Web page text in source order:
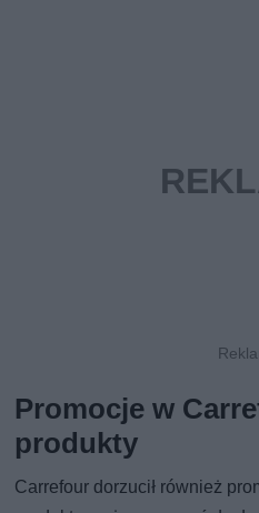
Promocje w
produkty
Carrefour dorzucił również